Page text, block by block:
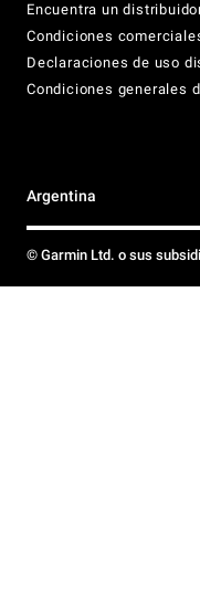
Encuentra un
Condiciones
Declaraciones de uso
Condiciones generales
Argentina
© Garmin Ltd. o sus